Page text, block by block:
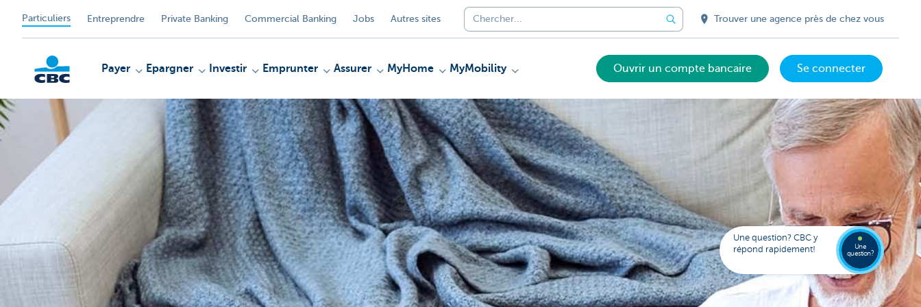
Particuliers Entreprendre Private Banking Commercial Banking Jobs Autres sites Trouver une agence près de chez vous
Particulieren
Payer Epargner Investir Emprunter Assurer MyHome MyMobility Ouvrir un compte bancaire Se connecter
Une question? CBC y
répond rapidement!
Une
question?
Votre
digital
Kate
une
agence